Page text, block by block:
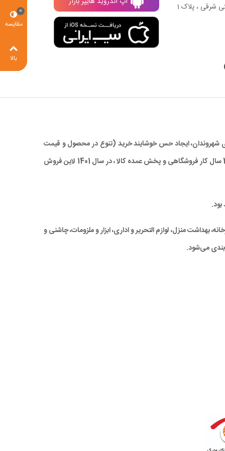
شرقی ، پلاک 1
شهروندان، ایجاد حس خوشایند خرید (تنوع در محصول و قیمت
مناسب)، صرفه جویی در زمان و در نهایت کاهش ترددهای درون شهری، با ارائه کالاهای با کیفیت بالا و همچنین قیمتی مناسب و رقابتی ، با تجربه 28 سال کار فروشگاهی و پخش عمده کالا ، در سال 1401 لاین فروش
بهداشت منزل، لوازم التحریر و اداری، ابزار و ملزومات، چاشنی و
می‌شود.
مقایسه
0
بالا